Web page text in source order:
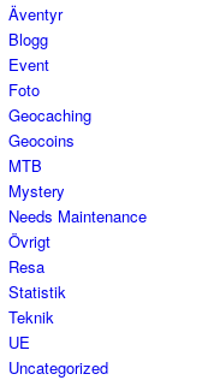
Äventyr
Blogg
Event
Foto
Geocaching
Geocoins
MTB
Mystery
Needs Maintenance
Övrigt
Resa
Statistik
Teknik
UE
Uncategorized